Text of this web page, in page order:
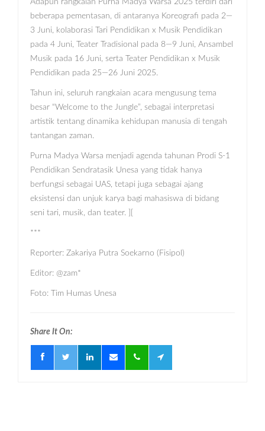
Adapun rangkaian Purna Madya Warsa 2025 terdiri dari
beberapa pementasan, di antaranya Koreografi pada 2—
3 Juni, kolaborasi Tari Pendidikan x Musik Pendidikan
pada 4 Juni, Teater Tradisional pada 8—9 Juni, Ansambel
Musik pada 16 Juni, serta Teater Pendidikan x Musik
Pendidikan pada 25—26 Juni 2025.
Tahun ini, seluruh rangkaian acara mengusung tema
besar “Welcome to the Jungle”, sebagai interpretasi
artistik tentang dinamika kehidupan manusia di tengah
tantangan zaman.
Purna Madya Warsa menjadi agenda tahunan Prodi S-1
Pendidikan Sendratasik Unesa yang tidak hanya
berfungsi sebagai UAS, tetapi juga sebagai ajang
eksistensi dan unjuk karya bagi mahasiswa di bidang
seni tari, musik, dan teater. ][
***
Reporter: Zakariya Putra Soekarno (Fisipol)
Editor: @zam*
Foto: Tim Humas Unesa
Share It On: